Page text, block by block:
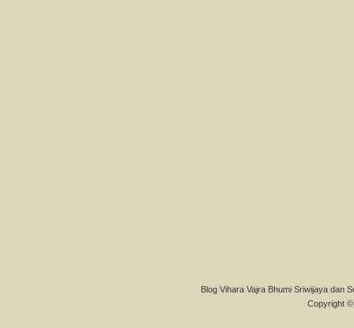
Blog Vihara Vajra Bhumi Sriwijaya dan
Copyright ©